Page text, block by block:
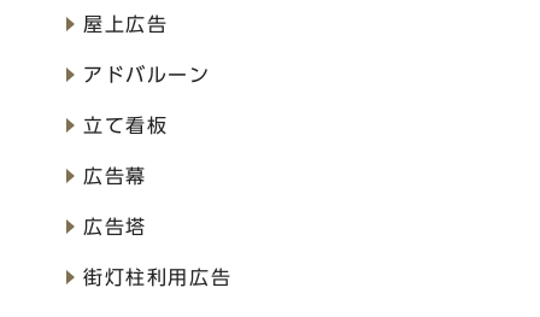
屋上広告
アドバルーン
立て看板
広告幕
広告塔
街灯柱利用広告